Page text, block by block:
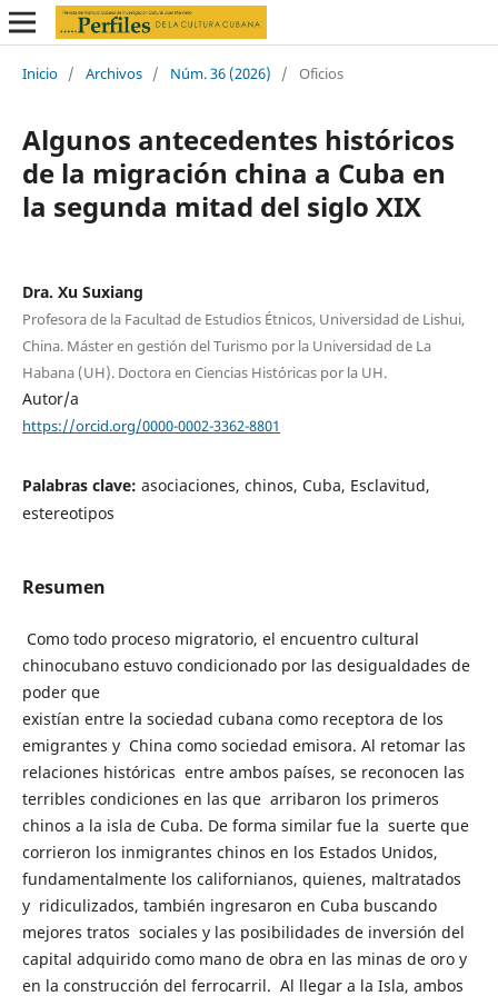
Inicio / Archivos / Núm. 36 (2026) / Oficios
Algunos antecedentes históricos
de la migración china a Cuba en
la segunda mitad del siglo XIX
Dra. Xu Suxiang
Profesora de la Facultad de Estudios Étnicos, Universidad de Lishui,
China. Máster en gestión del Turismo por la Universidad de La
Habana (UH). Doctora en Ciencias Históricas por la UH.
Autor/a
https://orcid.org/0000-0002-3362-8801
Palabras clave: asociaciones, chinos, Cuba, Esclavitud,
estereotipos
Resumen
Como todo proceso migratorio, el encuentro cultural
chinocubano estuvo condicionado por las desigualdades de
poder que
existían entre la sociedad cubana como receptora de los
emigrantes y China como sociedad emisora. Al retomar las
relaciones históricas entre ambos países, se reconocen las
terribles condiciones en las que arribaron los primeros
chinos a la isla de Cuba. De forma similar fue la suerte que
corrieron los inmigrantes chinos en los Estados Unidos,
fundamentalmente los californianos, quienes, maltratados
y ridiculizados, también ingresaron en Cuba buscando
mejores tratos sociales y las posibilidades de inversión del
capital adquirido como mano de obra en las minas de oro y
en la construcción del ferrocarril. Al llegar a la Isla, ambos